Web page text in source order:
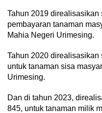
Tahun 2019
pembayaran tanaman
Mahia Negeri Urimesing.
Tahun 2020 direalisasikan
untuk tanaman sisa
Urimesing.
Dan di tahun 2023,
845, untuk tanaman milik